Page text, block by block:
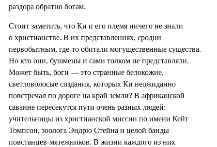
раздора обратно богам.
Стоит заметить, что Ки и его племя ничего не знали
о христианстве. В их представлениях, сродни
первобытным, где-то обитали могущественные существа.
Но кто они, бушмены и сами толком не представляли.
Может быть, боги — это странные белокожие,
светловолосые создания, которых Ки неожиданно
повстречал по дороге на край земли? В африканской
саванне пересекутся пути очень разных людей:
учительницы из христианской миссии по имени Кейт
Томпсон, зоолога Эндрю Стейна и целой банды
повстанцев-мятежников. В жизни каждого из них